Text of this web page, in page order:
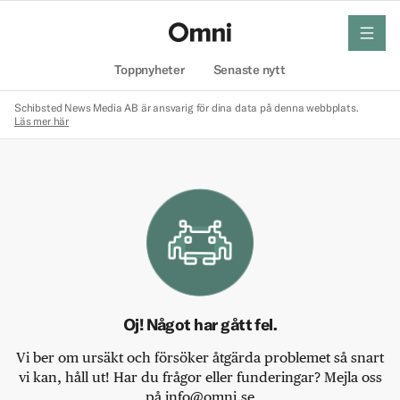
Toppnyheter Senaste nytt
meny
Schibsted News Media AB är ansvarig för dina data på denna webbplats.
Läs mer här
Oj! Något har gått fel.
Vi ber om ursäkt och försöker åtgärda problemet så snart
vi kan, håll ut! Har du frågor eller funderingar? Mejla oss